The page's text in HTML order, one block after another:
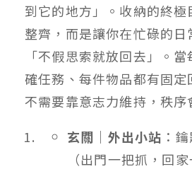
到它的地方」。收納的終
整齊，而是讓你在忙碌的日
「不假思索就放回去」。
確任務、每件物品都有固定
不需要靠意志力維持，秩序
玄關｜外出小站 ：
（出門一把抓，回家